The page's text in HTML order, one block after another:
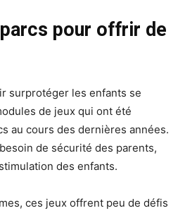
pour offrir de
surprotéger les enfants se
de jeux qui ont été
au cours des dernières années.
de sécurité des parents,
des enfants.
ces jeux offrent peu de défis